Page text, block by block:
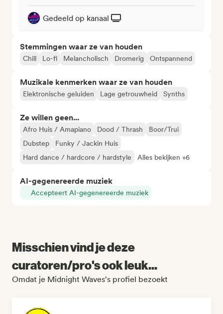
Gedeeld op kanaal
Stemmingen waar ze van houden
Chill Lo-fi Melancholisch Dromerig Ontspannend
Muzikale kenmerken waar ze van houden
Elektronische geluiden Lage getrouwheid Synths
Ze willen geen...
Afro Huis / Amapiano Dood / Thrash
Boor/Trui
Dubstep
Funky / Jackin Huis
Hard dance / hardcore / hardstyle
Alles bekijken +6
AI-gegenereerde muziek
Accepteert AI-gegenereerde muziek
Misschien vind je deze
curatoren/pro's ook leuk...
Omdat je Midnight Waves's profiel bezoekt